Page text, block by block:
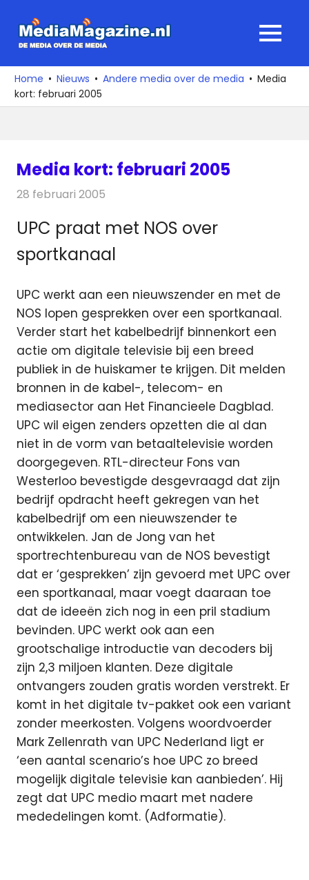
naar
media
over
de
MENU
Home Nieuws Andere media over de media
Media
kort: februari 2005
Media kort: februari 2005
28 februari 2005
UPC praat met NOS over
sportkanaal
UPC werkt aan een nieuwszender en met de
NOS lopen gesprekken over een sportkanaal.
Verder start het kabelbedrijf binnenkort een
actie om digitale televisie bij een breed
publiek in de huiskamer te krijgen. Dit melden
bronnen in de kabel-, telecom- en
mediasector aan Het Financieele Dagblad.
UPC wil eigen zenders opzetten die al dan
niet in de vorm van betaaltelevisie worden
doorgegeven. RTL-directeur Fons van
Westerloo bevestigde desgevraagd dat zijn
bedrijf opdracht heeft gekregen van het
kabelbedrijf om een nieuwszender te
ontwikkelen. Jan de Jong van het
sportrechtenbureau van de NOS bevestigt
dat er ‘gesprekken’ zijn gevoerd met UPC over
een sportkanaal, maar voegt daaraan toe
dat de ideeën zich nog in een pril stadium
bevinden. UPC werkt ook aan een
grootschalige introductie van decoders bij
zijn 2,3 miljoen klanten. Deze digitale
ontvangers zouden gratis worden verstrekt. Er
komt in het digitale tv-pakket ook een variant
zonder meerkosten. Volgens woordvoerder
Mark Zellenrath van UPC Nederland ligt er
‘een aantal scenario’s hoe UPC zo breed
mogelijk digitale televisie kan aanbieden’. Hij
zegt dat UPC medio maart met nadere
mededelingen komt. (Adformatie).